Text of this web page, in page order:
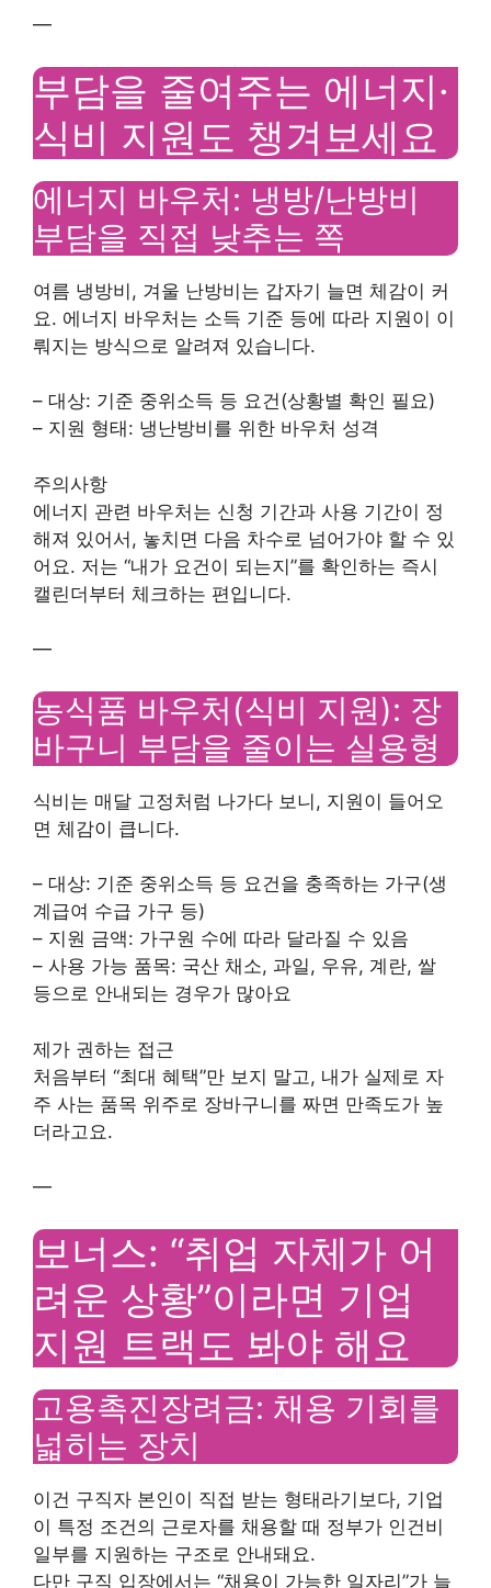
—
부담을 줄여주는 에너지·
식비 지원도 챙겨보세요
에너지 바우처: 냉방/난방비
부담을 직접 낮추는 쪽
여름 냉방비, 겨울 난방비는 갑자기 늘면 체감이 커
요. 에너지 바우처는 소득 기준 등에 따라 지원이 이
뤄지는 방식으로 알려져 있습니다.
– 대상: 기준 중위소득 등 요건(상황별 확인 필요)
– 지원 형태: 냉난방비를 위한 바우처 성격
주의사항
에너지 관련 바우처는 신청 기간과 사용 기간이 정
해져 있어서, 놓치면 다음 차수로 넘어가야 할 수 있
어요. 저는 “내가 요건이 되는지”를 확인하는 즉시
캘린더부터 체크하는 편입니다.
—
농식품 바우처(식비 지원): 장
바구니 부담을 줄이는 실용형
식비는 매달 고정처럼 나가다 보니, 지원이 들어오
면 체감이 큽니다.
– 대상: 기준 중위소득 등 요건을 충족하는 가구(생
계급여 수급 가구 등)
– 지원 금액: 가구원 수에 따라 달라질 수 있음
– 사용 가능 품목: 국산 채소, 과일, 우유, 계란, 쌀
등으로 안내되는 경우가 많아요
제가 권하는 접근
처음부터 “최대 혜택”만 보지 말고, 내가 실제로 자
주 사는 품목 위주로 장바구니를 짜면 만족도가 높
더라고요.
—
보너스: “취업 자체가 어
려운 상황”이라면 기업
지원 트랙도 봐야 해요
고용촉진장려금: 채용 기회를
넓히는 장치
이건 구직자 본인이 직접 받는 형태라기보다, 기업
이 특정 조건의 근로자를 채용할 때 정부가 인건비
일부를 지원하는 구조로 안내돼요.
다만 구직 입장에서는 “채용이 가능한 일자리”가 늘